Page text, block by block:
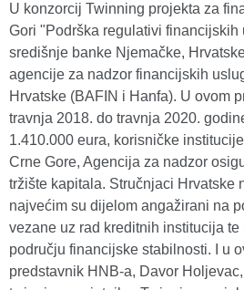
U konzorcij Twinning projekta za
Gori "Podrška regulativi financijskih
središnje banke Njemačke,
agencije za nadzor financijskih
Hrvatske (BAFIN i Hanfa). U ovom
travnja 2018. do travnja 2020.
1.410.000 eura, korisničke
Crne Gore, Agencija za nadzor
tržište kapitala. Stručnjaci Hrvatske
najvećim su dijelom angažirani na
vezane uz rad kreditnih institucija
području financijske stabilnosti. I u
predstavnik HNB-a, Davor